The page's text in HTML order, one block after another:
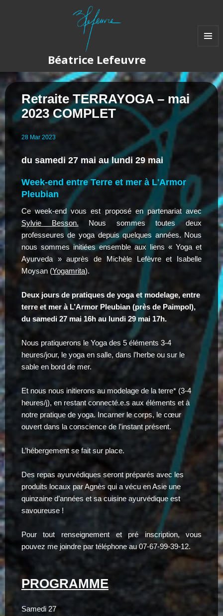
Béatrice Lefeuvre
Retraite TERRAYOGA – mai
2023 COMPLET
28 Mar 2023
du samedi 27 mai au lundi 29 mai
Week-end entre Terre et mer à L'Armor
Pleubian
Ce week-end vous est proposé en partenariat avec
Sylvie Besson. Nous sommes toutes deux
professeures de yoga depuis quelques années. Nous
nous sommes initiées ensemble aux liens « Yoga et
Ayurveda » auprès de Michèle Lefèvre et Isabelle
Moysan (Yogamrita).
Deux jours de pratiques de yoga et modelage, entre
terre et mer à L’Armor Pleubian (près de Paimpol),
du samedi 27 mai 16h au lundi 29 mai 17h.
Nous pratiquerons le Yoga des 5 éléments 3-4
heures/jour, le yoga en salle, dans l’herbe ou sur le
sable en bord de mer.
Et nous nous initierons au modelage de la terre* (3-4
heures/j), en restant connecté.e.s aux éléments et à
notre pratique de yoga. Incarner le corps, le cœur
ouvert dans la conscience de l’instant présent.
L’hébergement se fait sur place.
Des repas ayurvédiques seront préparés avec les
produits locaux par Agnès qui a vécu en Asie une
quinzaine d’années et sa cuisine ayurvédique est
savoureuse !
Pour tout renseignement et pré inscription, vous
pouvez me joindre par téléphone au 07-67-99-39-12.
PROGRAMME
Samedi 27